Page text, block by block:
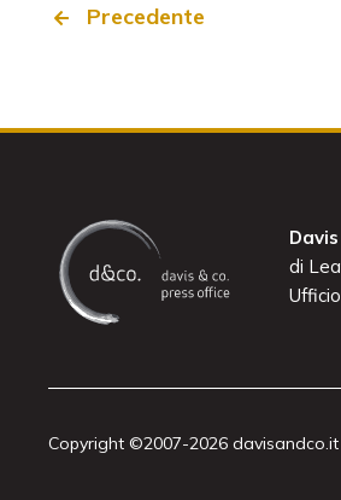
Precedente
di
Copyright ©2007-2026